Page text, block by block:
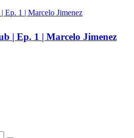
| Ep. 1 | Marcelo Jimenez